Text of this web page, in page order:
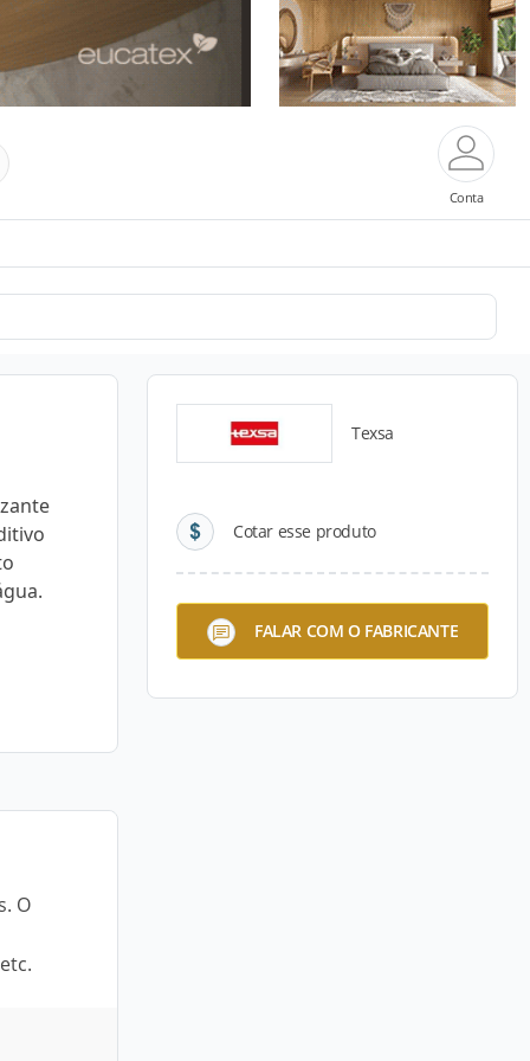
Conta
Texsa
Cotar esse produto
FALAR COM O FABRICANTE
O